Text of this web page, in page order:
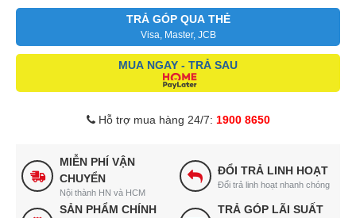
đẩy ra ngoài qua đường ống thoát.
Nguồn điện 220V/50Hz phù hợp với điện lưới Việt Nam.
TRẢ GÓP QUA THẺ
Visa, Master, JCB
MUA NGAY - TRẢ SAU
Hỗ trợ mua hàng 24/7: 1900 8650
MIỄN PHÍ VẬN
CHUYỂN
Nội thành HN và HCM
ĐỔI TRẢ LINH HOẠT
Đổi trả linh hoạt nhanh chóng
SẢN PHẨM CHÍNH
TRẢ GÓP LÃI SUẤT